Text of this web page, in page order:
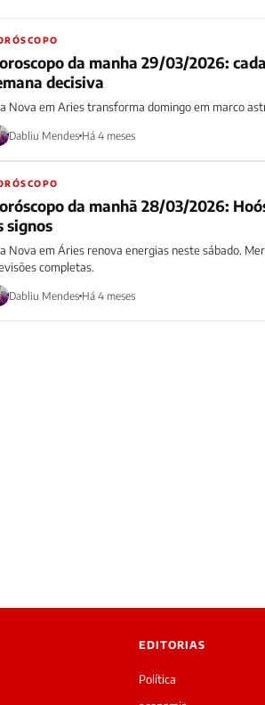
da manha 29/03/2026: cada signo recebe energia diferente para
decisiva
Nova em Aries transforma domingo em marco
Dabliu Mendes Há 4 meses
da manhã 28/03/2026:
signos
Nova em Áries renova energias neste sábado.
completas.
Dabliu Mendes Há 4 meses
EDITORIAS
Política